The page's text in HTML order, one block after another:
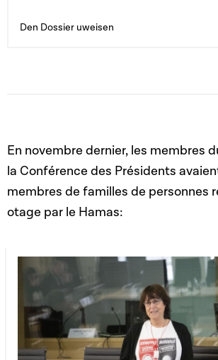
Den Dossier uweisen
En novembre dernier, les membres
la Conférence des Présidents
membres de familles de personnes
otage par le Hamas: